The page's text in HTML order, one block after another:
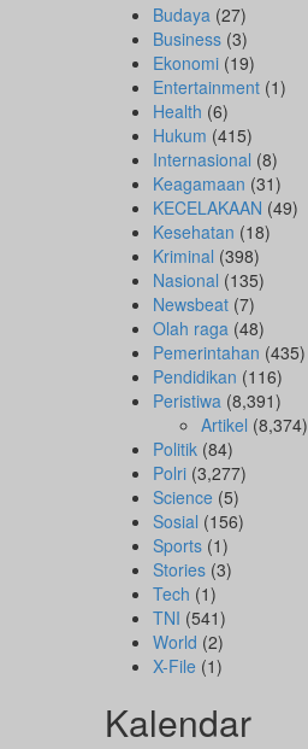
Budaya (27)
Business (3)
Ekonomi (19)
Entertainment (1)
Health (6)
Hukum (415)
Internasional (8)
Keagamaan (31)
KECELAKAAN (49)
Kesehatan (18)
Kriminal (398)
Nasional (135)
Newsbeat (7)
Olah raga (48)
Pemerintahan (435)
Pendidikan (116)
Peristiwa (8,391)
Artikel (8,374)
Politik (84)
Polri (3,277)
Science (5)
Sosial (156)
Sports (1)
Stories (3)
Tech (1)
TNI (541)
World (2)
X-File (1)
Kalendar